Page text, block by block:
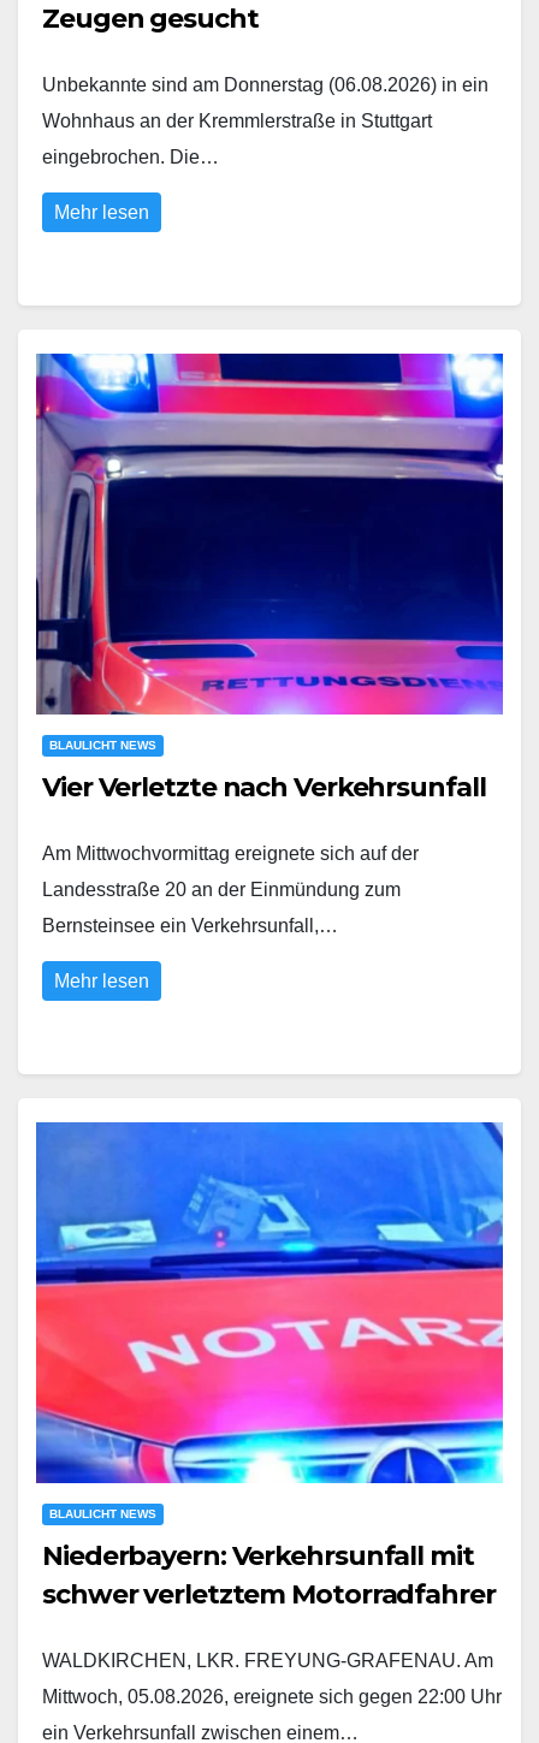
Zeugen gesucht
Unbekannte sind am Donnerstag (06.08.2026) in ein
Wohnhaus an der Kremmlerstraße in Stuttgart
eingebrochen. Die…
Mehr lesen
BLAULICHT NEWS
Vier Verletzte nach Verkehrsunfall
Am Mittwochvormittag ereignete sich auf der
Landesstraße 20 an der Einmündung zum
Bernsteinsee ein Verkehrsunfall,…
Mehr lesen
BLAULICHT NEWS
Niederbayern: Verkehrsunfall mit
schwer verletztem Motorradfahrer
WALDKIRCHEN, LKR. FREYUNG-GRAFENAU. Am
Mittwoch, 05.08.2026, ereignete sich gegen 22:00 Uhr
ein Verkehrsunfall zwischen einem…